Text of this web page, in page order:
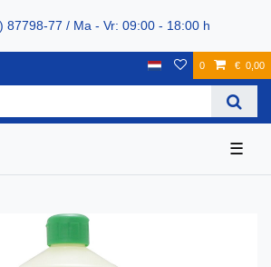
87798-77 / Ma - Vr: 09:00 - 18:00 h
0 € 0,00
☰